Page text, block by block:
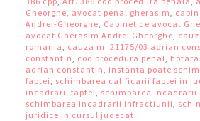
Gheorghe, avocat penal gherasim,
Andrei-Gheorghe, Cabinet de avocat
avocat Gherasim Andrei Gheorghe,
romania, cauza nr. 21175/03 adrian
constantin, cod procedura penal,
adrian constantin, instanta poate
faptei, schimbarea calificarii faptei in
incadrarii faptei, schimbarea incadrarii
schimbarea incadrarii infractiunii,
juridice in cursul judecatii